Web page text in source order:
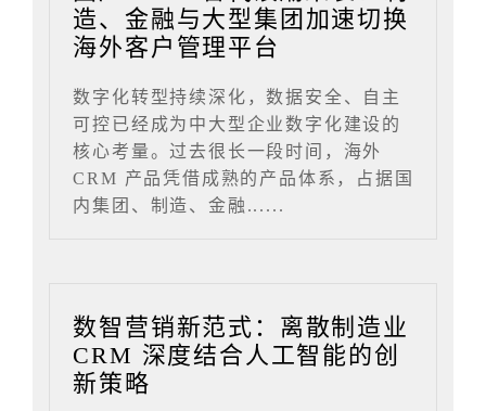
造、金融与大型集团加速切换
海外客户管理平台
数字化转型持续深化，数据安全、自主
可控已经成为中大型企业数字化建设的
核心考量。过去很长一段时间，海外
CRM 产品凭借成熟的产品体系，占据国
内集团、制造、金融......
数智营销新范式：离散制造业
CRM 深度结合人工智能的创
新策略